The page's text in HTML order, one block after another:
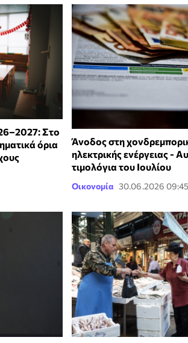
Στο
όρια
Άνοδος στη
ηλεκτρικής ενέργειας -
τιμολόγια του Ιουλίου
Οικονομία 30.06.2026 09:45